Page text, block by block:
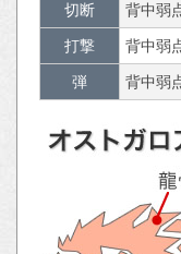
切断 背中弱
打撃 背中弱
弾 背中弱